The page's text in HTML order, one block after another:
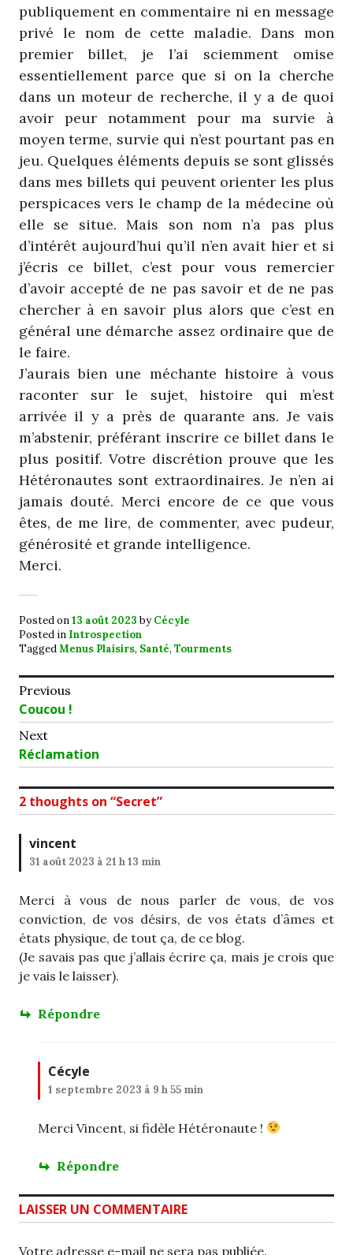
publiquement en commentaire ni en message
privé le nom de cette maladie. Dans mon
premier billet, je l’ai sciemment omise
essentiellement parce que si on la cherche
dans un moteur de recherche, il y a de quoi
avoir peur notamment pour ma survie à
moyen terme, survie qui n’est pourtant pas en
jeu. Quelques éléments depuis se sont glissés
dans mes billets qui peuvent orienter les plus
perspicaces vers le champ de la médecine où
elle se situe. Mais son nom n’a pas plus
d’intérêt aujourd’hui qu’il n’en avait hier et si
j’écris ce billet, c’est pour vous remercier
d’avoir accepté de ne pas savoir et de ne pas
chercher à en savoir plus alors que c’est en
général une démarche assez ordinaire que de
le faire.
J’aurais bien une méchante histoire à vous
raconter sur le sujet, histoire qui m’est
arrivée il y a près de quarante ans. Je vais
m’abstenir, préférant inscrire ce billet dans le
plus positif. Votre discrétion prouve que les
Hétéronautes sont extraordinaires. Je n’en ai
jamais douté. Merci encore de ce que vous
êtes, de me lire, de commenter, avec pudeur,
générosité et grande intelligence.
Merci.
Posted on13 août 2023 byCécyle
Posted in Introspection
TaggedMenus Plaisirs, Santé, Tourments
Navigation
de
l’article
Previous
Previous
post:
Coucou !
Next
Next
post:
Réclamation
2 thoughts on “Secret”
vincent
31 août 2023 à 21 h 13 min
Merci à vous de nous parler de vous, de vos
conviction, de vos désirs, de vos états d’âmes et
états physique, de tout ça, de ce blog.
(Je savais pas que j’allais écrire ça, mais je crois que
je vais le laisser).
Répondre
Cécyle
1 septembre 2023 à 9 h 55 min
Merci Vincent, si fidèle Hétéronaute !
Répondre
LAISSER UN COMMENTAIRE
Votre adresse e-mail ne sera pas publiée.